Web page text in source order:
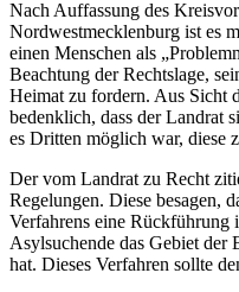
Nach Auffassung des
Nordwestmecklenburg ist es
einen Menschen als
Beachtung der Rechtslage,
Heimat zu fordern. Aus Sicht
bedenklich, dass der Landrat
es Dritten möglich war, diese
Der vom Landrat zu Recht
Regelungen. Diese besagen,
Verfahrens eine Rückführung
Asylsuchende das Gebiet der
hat. Dieses Verfahren sollte